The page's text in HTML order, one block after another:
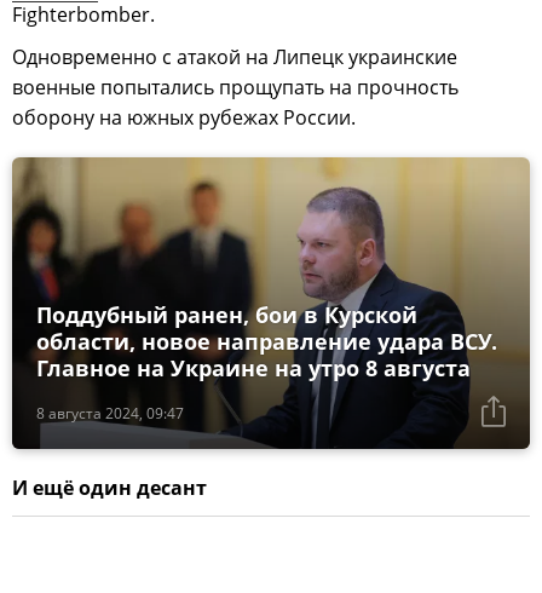
Fighterbomber.
Одновременно с атакой на Липецк украинские
военные попытались прощупать на прочность
оборону на южных рубежах России.
8 августа 2024, 09:47
Поддубный ранен, бои в Курской
области, новое направление удара ВСУ.
Главное на Украине на утро 8 августа
И ещё один десант